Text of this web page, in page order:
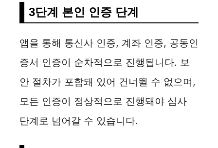
3단계 본인 인증 단계
앱을 통해 통신사 인증, 계좌 인증, 공동인
증서 인증이 순차적으로 진행됩니다. 보
안 절차가 포함돼 있어 건너뛸 수 없으며,
모든 인증이 정상적으로 진행돼야 심사
단계로 넘어갈 수 있습니다.